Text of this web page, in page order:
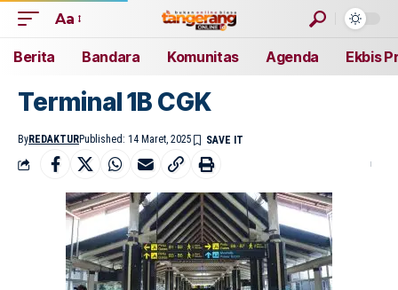
Aa
Berita Bandara Komunitas Agenda Ekbis
Terminal 1B CGK
ByREDAKTURPublished: 14 Maret, 2025